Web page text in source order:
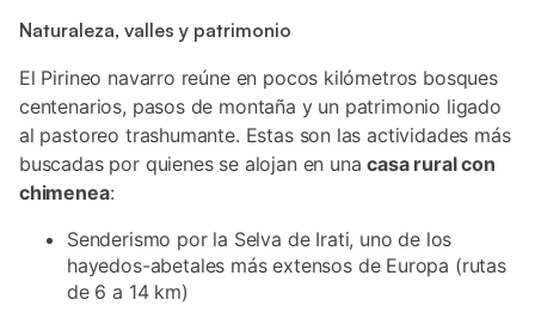
Naturaleza, valles y patrimonio
El Pirineo navarro reúne en pocos kilómetros bosques
centenarios, pasos de montaña y un patrimonio ligado
al pastoreo trashumante. Estas son las actividades más
buscadas por quienes se alojan en unacasa rural con
chimenea:
Senderismo por la Selva de Irati, uno de los
hayedos-abetales más extensos de Europa (rutas
de 6 a 14 km)